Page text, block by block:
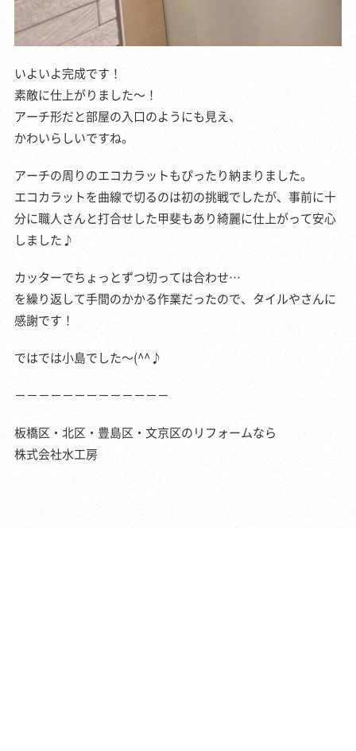
いよいよ完成です！
素敵に仕上がりました～！
アーチ形だと部屋の入口のようにも見え、
かわいらしいですね。
アーチの周りのエコカラットもぴったり納まりました。
エコカラットを曲線で切るのは初の挑戦でしたが、事前に十
分に職人さんと打合せした甲斐もあり綺麗に仕上がって安心
しました♪
カッターでちょっとずつ切っては合わせ…
を繰り返して手間のかかる作業だったので、タイルやさんに
感謝です！
ではでは小島でした～(^^♪
－－－－－－－－－－－－－
板橋区・北区・豊島区・文京区のリフォームなら
株式会社水工房